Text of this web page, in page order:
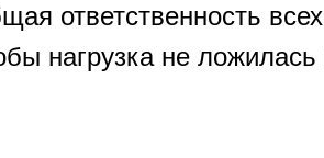
ответственность
нагрузка не ложилась